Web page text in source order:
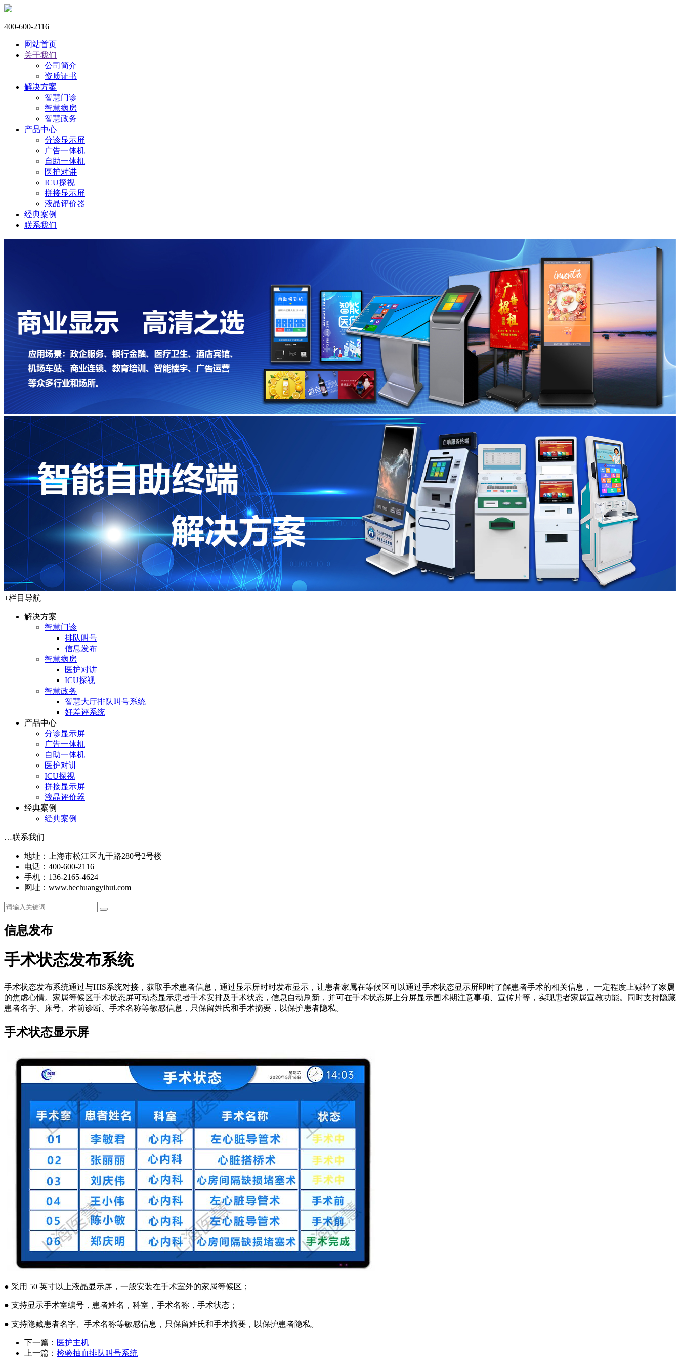
400-600-2116
网站首页
关于我们
公司简介
资质证书
解决方案
智慧门诊
智慧病房
智慧政务
产品中心
分诊显示屏
广告一体机
自助一体机
医护对讲
ICU探视
拼接显示屏
液晶评价器
经典案例
联系我们
+栏目导航
解决方案
智慧门诊
排队叫号
信息发布
智慧病房
医护对讲
ICU探视
智慧政务
智慧大厅排队叫号系统
好差评系统
产品中心
分诊显示屏
广告一体机
自助一体机
医护对讲
ICU探视
拼接显示屏
液晶评价器
经典案例
经典案例
…联系我们
地址：上海市松江区九干路280号2号楼
电话：400-600-2116
手机：136-2165-4624
网址：www.hechuangyihui.com
信息发布
手术状态发布系统
手术状态发布系统通过与HIS系统对接，获取手术患者信息，通过显示屏时时发布显示，让患者家属在等候区可以通过手术状态显示屏即时了解患者手术的相关信息， 一定程度上减轻了家属
的焦虑心情。家属等候区手术状态屏可动态显示患者手术安排及手术状态，信息自动刷新，并可在手术状态屏上分屏显示围术期注意事项、宣传片等，实现患者家属宣教功能。同时支持隐藏
患者名字、床号、术前诊断、手术名称等敏感信息，只保留姓氏和手术摘要，以保护患者隐私。
手术状态显示屏
● 采用 50 英寸以上液晶显示屏，一般安装在手术室外的家属等候区；
● 支持显示手术室编号，患者姓名，科室，手术名称，手术状态；
● 支持隐藏患者名字、手术名称等敏感信息，只保留姓氏和手术摘要，以保护患者隐私。
下一篇： 医护主机
上一篇： 检验抽血排队叫号系统